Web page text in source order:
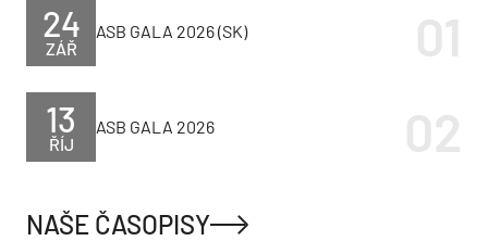
ZÁŘ
24 ASB GALA 2026 (SK)
ŘÍJ
13 ASB GALA 2026
NAŠE ČASOPISY